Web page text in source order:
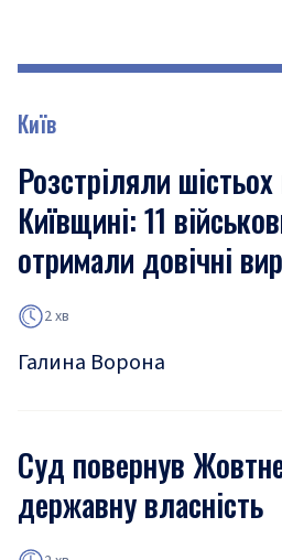
Київ
Розстріляли
Київщині: 11
отримали довічні
2 хв
Галина Ворона
Суд повернув
державну власність